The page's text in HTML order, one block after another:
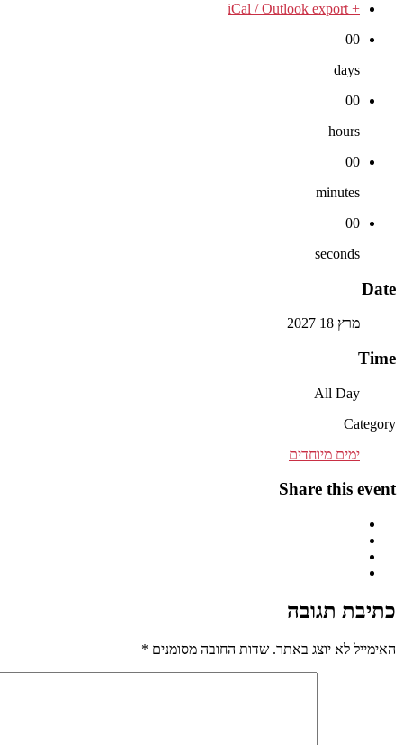
+ iCal / Outlook export
00
days
00
hours
00
minutes
00
seconds
Date
מרץ 18 2027
Time
All Day
Category
ימים מיוחדים
Share this event
כתיבת תגובה
האימייל לא יוצג באתר. שדות החובה מסומנים *